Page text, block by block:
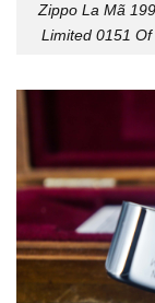
Zippo La Mã
Limited 0151